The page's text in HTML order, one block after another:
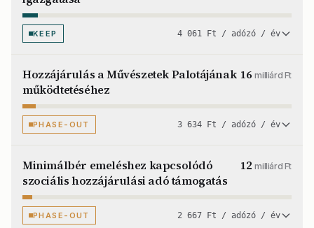
KEEP 4 061 Ft / adózó / év
Hozzájárulás a Művészetek Palotájának
működtetéséhez
16milliárd Ft
PHASE-OUT 3 634 Ft / adózó / év
Minimálbér emeléshez kapcsolódó
szociális hozzájárulási adó támogatás
12milliárd Ft
PHASE-OUT 2 667 Ft / adózó / év